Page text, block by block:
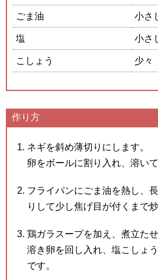
ごま油 小さ
塩 小さ
こしょう 少々
作り方
ネギを斜め薄切りにします。
卵をボールに割り入れ、溶いて
フライパンにごま油を熱し、
りして少し焦げ目が付くまで炒
鶏ガラスープを加え、煮立たせ
溶き卵を回し入れ、塩こしょ
です。